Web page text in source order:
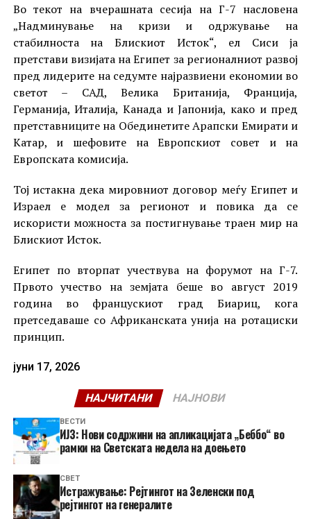
Во текот на вчерашната сесија на Г-7 насловена
„Надминување на кризи и одржување на
стабилноста на Блискиот Исток“, ел Сиси ја
претстави визијата на Египет за регионалниот развој
пред лидерите на седумте најразвиени економии во
светот – САД, Велика Британија, Франција,
Германија, Италија, Канада и Јапонија, како и пред
претставниците на Обединетите Арапски Емирати и
Катар, и шефовите на Европскиот совет и на
Европската комисија.
Тој истакна дека мировниот договор меѓу Египет и
Израел е модел за регионот и повика да се
искористи можноста за постигнување траен мир на
Блискиот Исток.
Египет по вторпат учествува на форумот на Г-7.
Првото учество на земјата беше во август 2019
година во францускиот град Биариц, кога
претседаваше со Африканската унија на ротациски
принцип.
јуни 17, 2026
НАЈЧИТАНИ НАЈНОВИ
ВЕСТИ
ИЈЗ: Нови содржини на апликацијата „Беббо“ во
рамки на Светската недела на доењето
СВЕТ
Истражување: Рејтингот на Зеленски под
рејтингот на генералите